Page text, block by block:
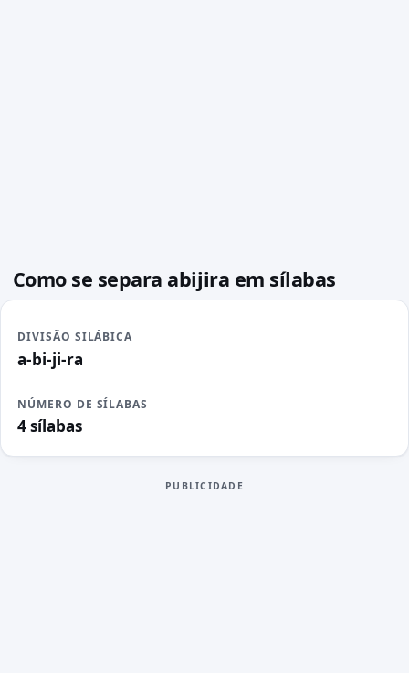
Como se separa abijira em sílabas
DIVISÃO SILÁBICA
a-bi-ji-ra
NÚMERO DE SÍLABAS
4 sílabas
PUBLICIDADE